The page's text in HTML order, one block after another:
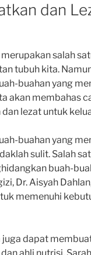
dan
salah
tubuh kita.
buahan yang
akan membahas
lezat untuk
buahan yang
sulit. Salah
buah-
Dr. Aisyah
memenuhi
juga dapat